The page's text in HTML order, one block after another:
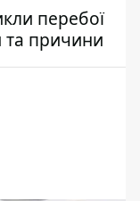
перебої
та причини